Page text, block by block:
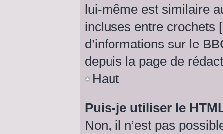
lui-même est similaire
incluses entre crochets
d’informations sur le
depuis la page de
Haut
Puis-je utiliser le
Non, il n’est pas